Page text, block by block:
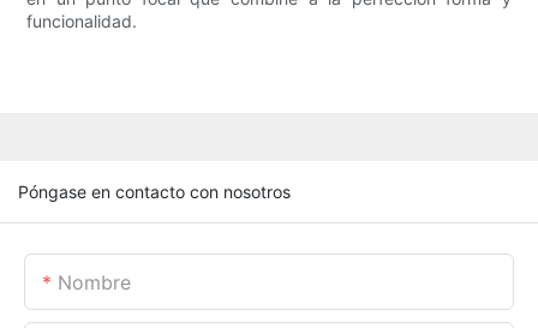
funcionalidad.
Póngase en contacto con nosotros
Nombre